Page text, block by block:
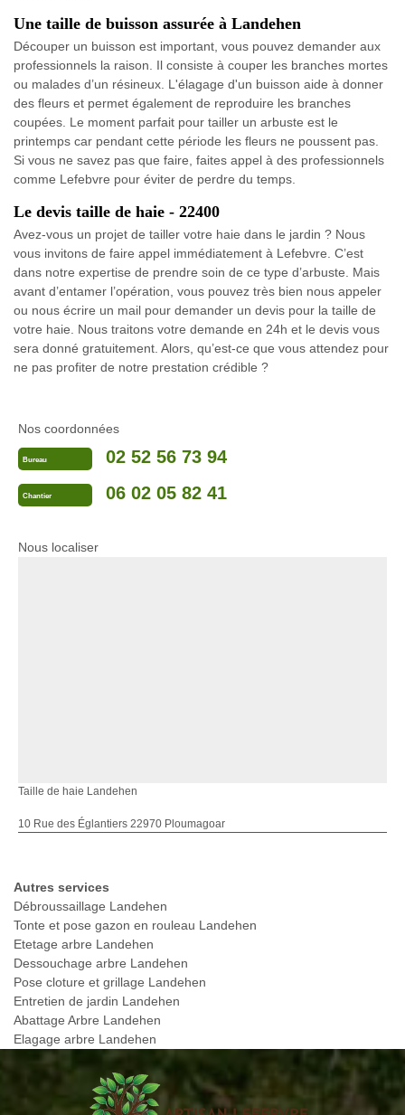
Une taille de buisson assurée à Landehen
Découper un buisson est important, vous pouvez demander aux
professionnels la raison. Il consiste à couper les branches mortes
ou malades d’un résineux. L'élagage d'un buisson aide à donner
des fleurs et permet également de reproduire les branches
coupées. Le moment parfait pour tailler un arbuste est le
printemps car pendant cette période les fleurs ne poussent pas.
Si vous ne savez pas que faire, faites appel à des professionnels
comme Lefebvre pour éviter de perdre du temps.
Le devis taille de haie - 22400
Avez-vous un projet de tailler votre haie dans le jardin ? Nous
vous invitons de faire appel immédiatement à Lefebvre. C’est
dans notre expertise de prendre soin de ce type d’arbuste. Mais
avant d’entamer l’opération, vous pouvez très bien nous appeler
ou nous écrire un mail pour demander un devis pour la taille de
votre haie. Nous traitons votre demande en 24h et le devis vous
sera donné gratuitement. Alors, qu’est-ce que vous attendez pour
ne pas profiter de notre prestation crédible ?
Nos coordonnées
Bureau 02 52 56 73 94
Chantier 06 02 05 82 41
Nous localiser
Taille de haie Landehen
10 Rue des Églantiers 22970 Ploumagoar
Autres services
Débroussaillage Landehen
Tonte et pose gazon en rouleau Landehen
Etetage arbre Landehen
Dessouchage arbre Landehen
Pose cloture et grillage Landehen
Entretien de jardin Landehen
Abattage Arbre Landehen
Elagage arbre Landehen